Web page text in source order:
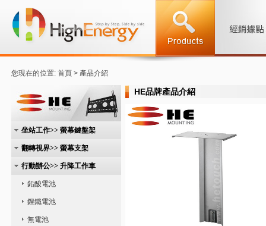
您現在的位置: 首頁 > 產品介紹
坐站工作>> 螢幕鍵盤架
翻轉視界>> 螢幕支架
行動辦公>> 升降工作車
鉛酸電池
鋰鐵電池
無電池
HE品牌產品介紹